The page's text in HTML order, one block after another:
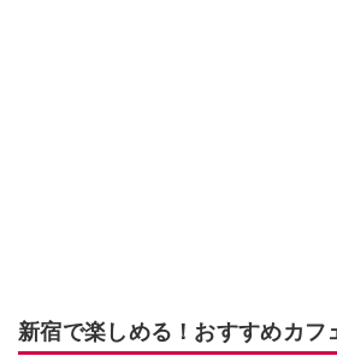
新宿で楽しめる！おすすめカフ